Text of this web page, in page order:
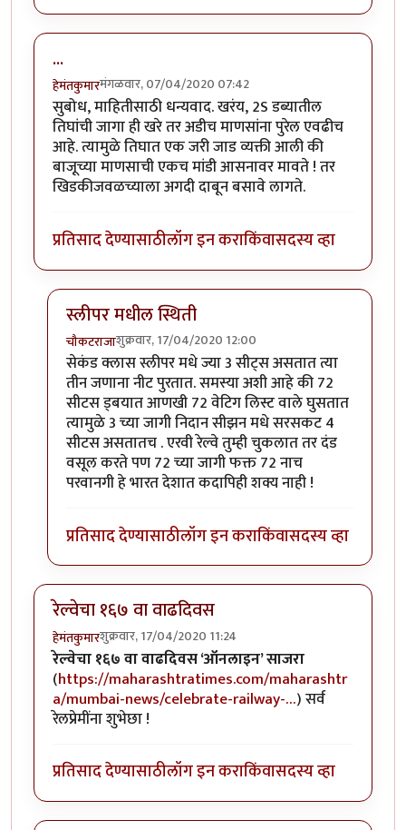
...
हेमंतकुमारमंगळवार, 07/04/2020 07:42
सुबोध, माहितीसाठी धन्यवाद. खरंय, 2S डब्यातील
तिघांची जागा ही खरे तर अडीच माणसांना पुरेल एवढीच
आहे. त्यामुळे तिघात एक जरी जाड व्यक्ती आली की
बाजूच्या माणसाची एकच मांडी आसनावर मावते ! तर
खिडकीजवळच्याला अगदी दाबून बसावे लागते.
प्रतिसाद देण्यासाठीलॉग इन कराकिंवासदस्य व्हा
स्लीपर मधील स्थिती
चौकटराजाशुक्रवार, 17/04/2020 12:00
In reply to...byहेमंतकुमार
सेकंड क्लास स्लीपर मधे ज्या 3 सीट्स असतात त्या
तीन जणाना नीट पुरतात. समस्या अशी आहे की 72
सीटस ड्बयात आणखी 72 वेटिग लिस्ट वाले घुसतात
त्यामुळे 3 च्या जागी निदान सीझन मधे सरसकट 4
सीटस असतातच . एरवी रेल्वे तुम्ही चुकलात तर दंड
वसूल करते पण 72 च्या जागी फक्त 72 नाच
परवानगी हे भारत देशात कदापिही शक्य नाही !
प्रतिसाद देण्यासाठीलॉग इन कराकिंवासदस्य व्हा
रेल्वेचा १६७ वा वाढदिवस
हेमंतकुमारशुक्रवार, 17/04/2020 11:24
रेल्वेचा १६७ वा वाढदिवस ‘ऑनलाइन’ साजरा
(https://maharashtratimes.com/maharashtr
a/mumbai-news/celebrate-railway-…) सर्व
रेलप्रेमींना शुभेछा !
प्रतिसाद देण्यासाठीलॉग इन कराकिंवासदस्य व्हा